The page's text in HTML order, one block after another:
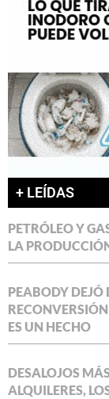
+ LEÍDAS
PETRÓLEO Y
LA
PEABODY DEJÓ
ES UN HECHO
DESALOJOS
ALQUILERES,